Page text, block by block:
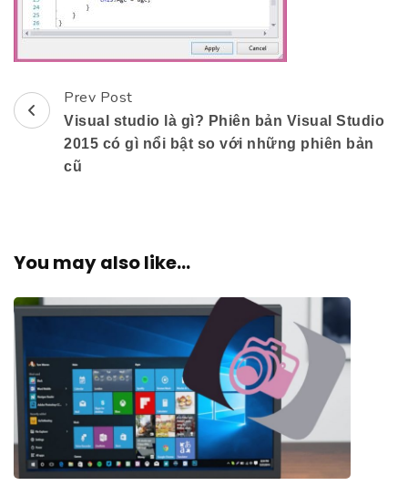
Post
Navigation
Prev Post
Visual studio là gì? Phiên bản Visual Studio
2015 có gì nổi bật so với những phiên bản
cũ
You may also like...